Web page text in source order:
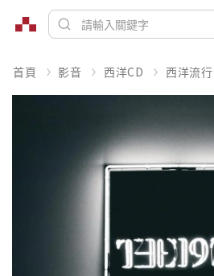
首頁 影音 西洋CD 西洋流